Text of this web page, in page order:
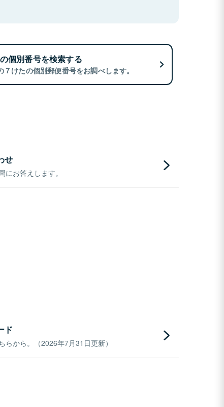
個別番号を検索する
７けたの個別郵便番号をお調べします。
せ
お答えします。
ド
から。（2026年7月31日更新）